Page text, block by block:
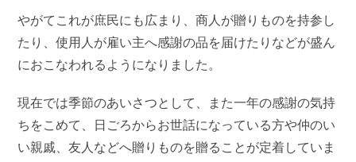
やがてこれが庶民にも広まり、商人が贈りものを持参し
たり、使用人が雇い主へ感謝の品を届けたりなどが盛ん
におこなわれるようになりました。
現在では季節のあいさつとして、また一年の感謝の気持
ちをこめて、日ごろからお世話になっている方や仲のい
い親戚、友人などへ贈りものを贈ることが定着していま